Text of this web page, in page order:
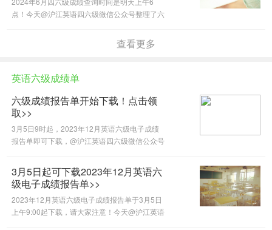
点！今天@沪江英语四六级微信公众号整理了六
查看更多
英语六级成绩单
六级成绩报告单开始下载！点击领
取>>
3月5日9时起，2023年12月英语六级电子成绩
报告单即可下载，@沪江英语四六级微信公众号
3月5日起可下载2023年12月英语六
级电子成绩报告单>>
2023年12月英语六级电子成绩报告单于3月5日
上午9:00起下载，请大家注意！今天@沪江英语